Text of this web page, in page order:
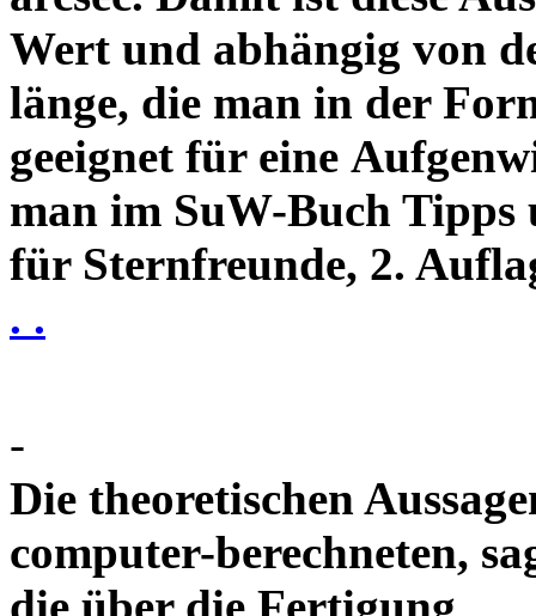
Wert und abhängig von
länge, die man in der
geeignet für eine
man im SuW-Buch Tipps
für Sternfreunde, 2.
. .
-
Die theoretischen
computer-berechneten,
die über die Fertigung